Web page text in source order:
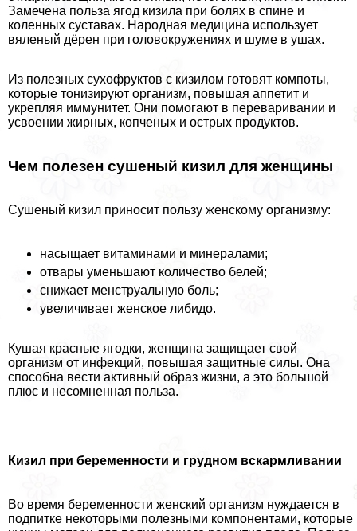
Замечена польза ягод кизила при болях в спине и
коленных суставах. Народная медицина использует
вяленый дёрен при головокружениях и шуме в ушах.
Из полезных сухофруктов с кизилом готовят компоты,
которые тонизируют организм, повышая аппетит и
укрепляя иммунитет. Они помогают в переваривании и
усвоении жирных, копченых и острых продуктов.
Чем полезен сушеный кизил для женщины
Сушеный кизил приносит пользу женскому организму:
насыщает витаминами и минералами;
отвары уменьшают количество белей;
снижает мeнcтpуальную боль;
увеличивает женское либидо.
Кушая красные ягодки, женщина защищает свой
организм от инфекций, повышая защитные силы. Она
способна вести активный образ жизни, а это большой
плюс и несомненная польза.
Кизил при беременности и грудном вскармливании
Во время беременности женский организм нуждается в
подпитке некоторыми полезными компонентами, которые